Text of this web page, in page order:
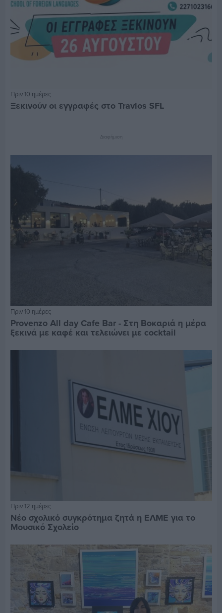
Πριν 10 ημέρες
Ξεκινούν οι εγγραφές στο Travlos SFL
Διαφήμιση
Πριν 10 ημέρες
Provenzo All day Cafe Bar - Στη Βοκαριά η μέρα
ξεκινά με καφέ και τελειώνει με cocktail
Πριν 12 ημέρες
Νέο σχολικό συγκρότημα ζητά η ΕΛΜΕ για το
Μουσικό Σχολείο